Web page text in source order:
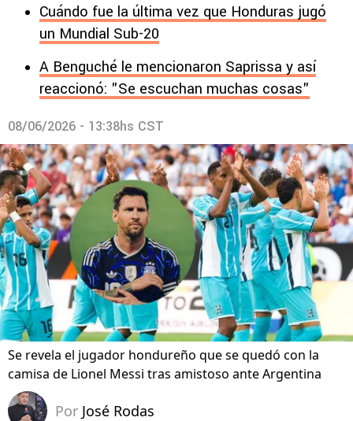
Cuándo fue la última vez que Honduras jugó
un Mundial Sub-20
A Benguché le mencionaron Saprissa y así
reaccionó: "Se escuchan muchas cosas"
08/06/2026 - 13:38hs CST
Se revela el jugador hondureño que se quedó con la
camisa de Lionel Messi tras amistoso ante Argentina
Por José Rodas